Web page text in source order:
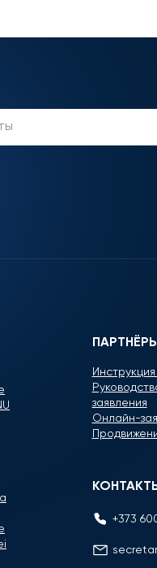
ПАРТНЁРЫ
заявления
Онлайн-
+373